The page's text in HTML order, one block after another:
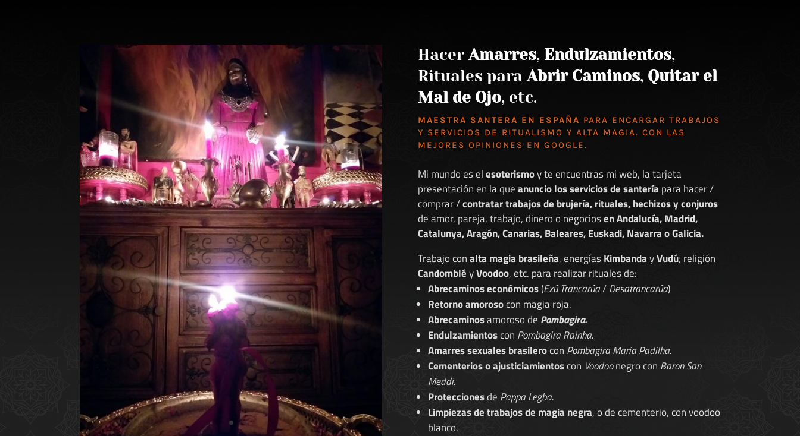
HacerAmarres, Endulzamientos,
Rituales paraAbrir Caminos, Quitar el
Mal de Ojo, etc.
MAESTRA SANTERA EN ESPAÑA PARA ENCARGAR TRABAJOS
Y SERVICIOS DE RITUALISMO Y ALTA MAGIA. CON LAS
MEJORES OPINIONES EN GOOGLE.
Mi mundo es elesoterismoy te encuentras mi web, la tarjeta
presentación en la queanuncio los servicios de santería para hacer /
comprar /contratar trabajos de brujería, rituales, hechizos y conjuros
de amor, pareja, trabajo, dinero o negociosen Andalucía, Madrid,
Catalunya, Aragón, Canarias, Baleares, Euskadi, Navarra o Galicia.
Trabajo conalta magia brasileña, energíasKimbandayVudú; religión
CandombléyVoodoo, etc. para realizar rituales de:
Abrecaminos económicos(Exú Trancarúa/Desatrancarúa)
Retorno amorosocon magia roja.
Abrecaminosamoroso de Pombagira.
Endulzamientoscon Pombagira Rainha.
Amarres sexuales brasilerocon Pombagira Maria Padilha.
Cementerios o ajusticiamientoscon Voodoonegro con Baron San
Meddi.
Proteccionesde Pappa Legba.
Limpiezas de trabajos de magia negra, o de cementerio, con voodoo
blanco.